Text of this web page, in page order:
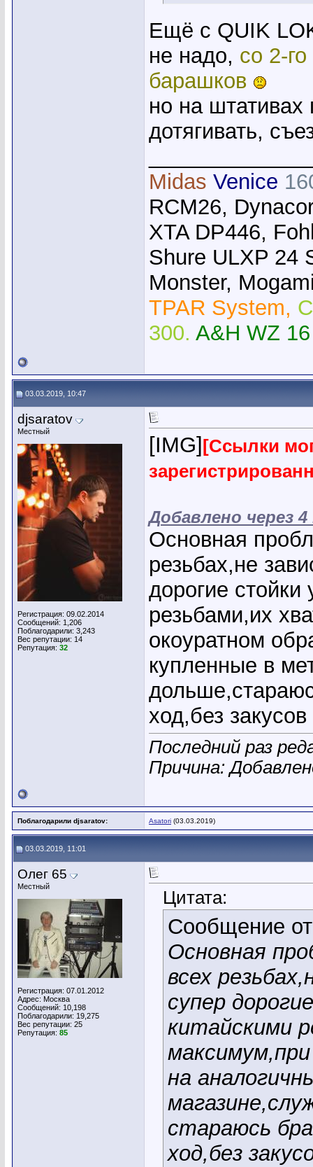
Ещё с QUIK
не надо, со 2-
барашков
но на штативах
дотягивать,
Midas Venice
RCM26,
XTA DP446,
Shure ULXP 24
Monster,
TPAR System,
300. A&H WZ
03.03.2019, 10:47
djsaratov
Местный
Регистрация: 09.02.2014
Сообщений: 1,206
Поблагодарили: 3,243
Вес репутации: 14
Репутация: 32
[IMG] [Ссылки
Добавлено через
Основная
резьбах,не
дорогие стойки
резьбами,их
окоуратном
купленные в
ход,без закусов
Последний раз
Причина:
Поблагодарили djsaratov: Asatori (03.03.2019)
03.03.2019, 11:01
Олег 65
Местный
Регистрация: 07.01.2012
Адрес: Москва
Сообщений: 10,198
Поблагодарили: 19,275
Вес репутации: 25
Репутация: 85
Цитата:
Сообщение
Основная
всех
супер
китайскими
на
стараюсь
ход,без